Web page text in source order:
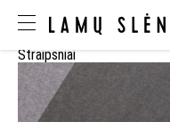
Straipsniai